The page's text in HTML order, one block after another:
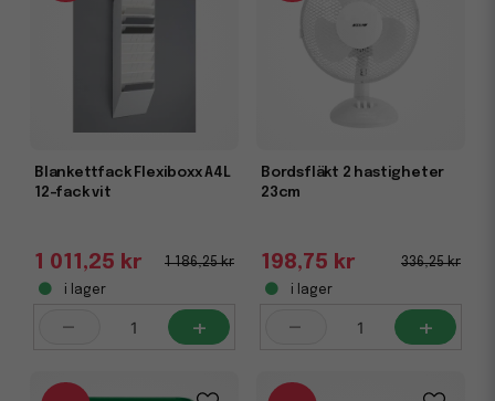
andra kategorier som
Städprodukter
Blankettfack Flexiboxx A4L
12-fack vit
1 186,25 kr
1 011,25 kr
i lager
- +
Bordsfläkt 2 hastigheter
23cm
336,25 kr
198,75 kr
i lager
- +